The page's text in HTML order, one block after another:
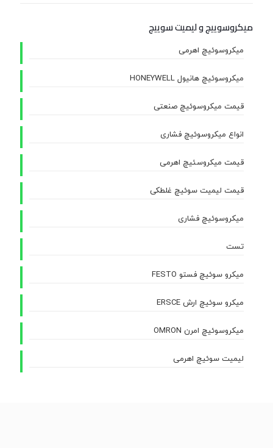
میکروسوییچ و لیمیت سوییچ
میکروسوئیچ اهرمی
میکروسوئیچ هانیول HONEYWELL
قیمت میکروسوئیچ صنعتی
انواع میکروسوئیچ فشاری
قیمت میکروسئیچ اهرمی
قیمت لیمیت سوئیچ غلطکی
میکروسوئیچ فشاری
تست
میکرو سوئیچ فستو FESTO
میکرو سوئیچ ارش ERSCE
میکروسوئیچ امرن OMRON
لیمیت سوئیچ اهرمی